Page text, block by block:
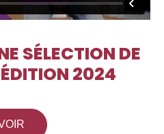
SÉLECTION DE
2024